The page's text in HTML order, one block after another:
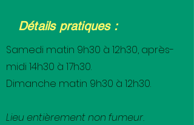
Détails pratiques :
Samedi matin 9h30 à 12h30, après-
midi 14h30 à 17h30.
Dimanche matin 9h30 à 12h30.
Lieu entièrement non fumeur.